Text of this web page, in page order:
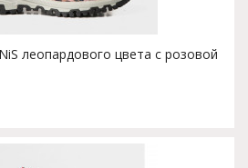
леопардового цвета с розовой